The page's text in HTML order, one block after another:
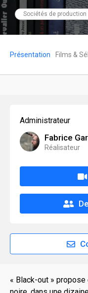
Sociétés de production
Présentation Films &
« Black-out »
Administrateur
Fabrice
Réalisateur